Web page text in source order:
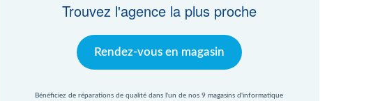
Trouvez l'agence la plus proche
Rendez-vous en magasin
Bénéficiez de réparations de qualité dans l'un de nos 9 magasins d'informatique